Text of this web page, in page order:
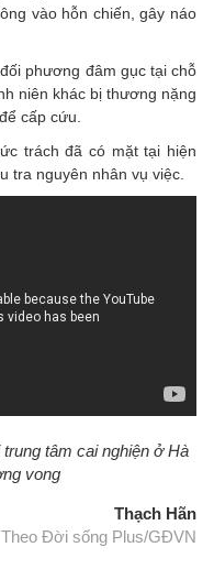
vào hỗn chiến, gây náo
phương đâm gục tại chỗ
niên khác bị thương nặng
cấp cứu.
trách đã có mặt tại hiện
tra nguyên nhân vụ việc.
tâm cai nghiện ở Hà
vong​
Thạch Hãn
Theo Đời sống Plus/GĐVN